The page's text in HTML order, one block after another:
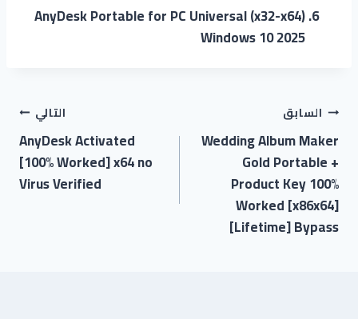
AnyDesk Portable for PC Universal (x32-x64)
Windows 10 2025
السابق
Wedding Album Maker
Gold Portable +
Product Key 100%
Worked [x86x64]
[Lifetime] Bypass
التالي
AnyDesk Activated
[100% Worked] x64 no
Virus Verified